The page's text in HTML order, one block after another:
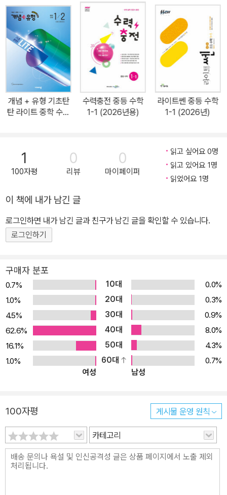
개념 + 유형 기초탄
탄 라이트 중학 수학
수력충전 중등 수학
1-1 (2026년용)
라이트쎈 중등 수학
1-1 (2026년)
1
100자평
0
리뷰
0
마이페이퍼
읽고 싶어요 0명
읽고 있어요 1명
읽었어요 1명
이 책에 내가 남긴 글
로그인하면 내가 남긴 글과 친구가 남긴 글을 확인할 수 있습니다.
로그인하기
구매자 분포
0.7% 10대
0.0%
1.0%
20대
0.3%
4.5%
30대
0.9%
62.6%
40대
8.0%
16.1%
50대
4.3%
1.0%
60대
0.7%
여성
남성
100자평 게시물 운영 원칙
카테고리